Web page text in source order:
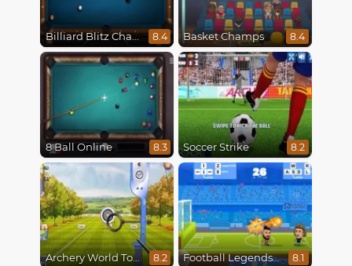
Billiard Blitz Challenge 8.4 Basket Champs 8.4
8 Ball Online 8.3 Soccer Strike 8.2
Archery World Tour 8.2 Football Legends 2021 8.1